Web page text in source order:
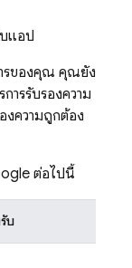
แอป
ารของคุณ คุณยัง
ารรับรองความ
งความถูกต้อง
ต่อไปนี้
บ